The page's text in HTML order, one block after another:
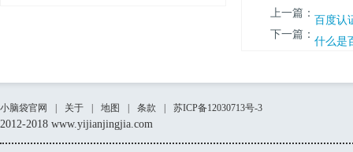
上一篇： 百度认
下一篇： 什么是
小脑袋官网 关于 地图 条款 苏ICP备12030713号-3
2012-2018 www.yijianjingjia.com